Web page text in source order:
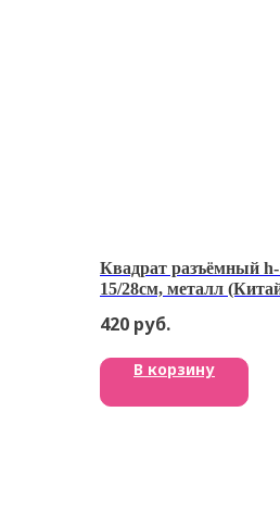
Квадрат разъёмный
15/28см, металл
420 руб.
В корзину